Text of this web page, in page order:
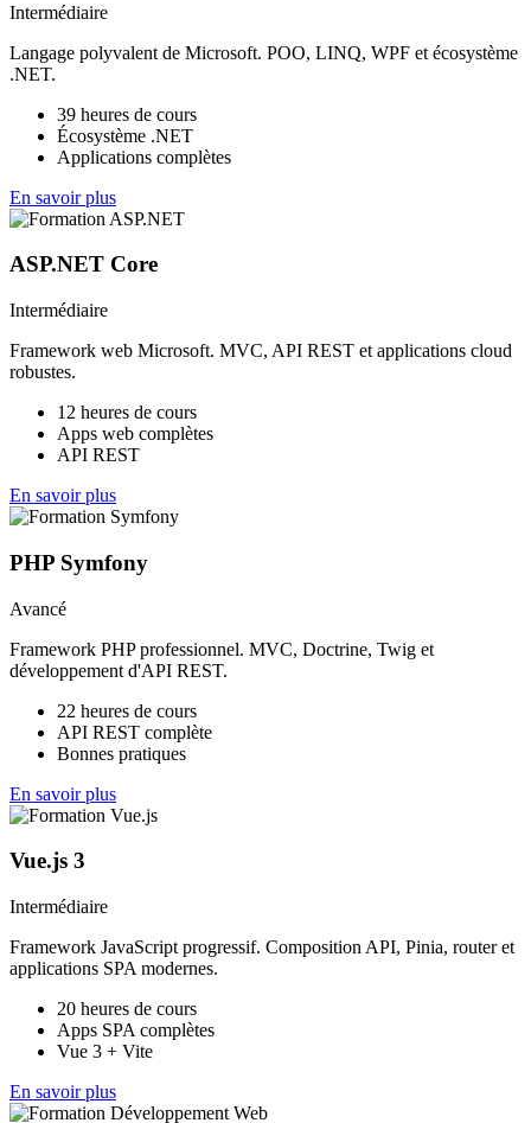
Intermédiaire
Langage polyvalent de Microsoft. POO, LINQ, WPF et écosystème
.NET.
39 heures de cours
Écosystème .NET
Applications complètes
En savoir plus
ASP.NET Core
Intermédiaire
Framework web Microsoft. MVC, API REST et applications cloud
robustes.
12 heures de cours
Apps web complètes
API REST
En savoir plus
PHP Symfony
Avancé
Framework PHP professionnel. MVC, Doctrine, Twig et
développement d'API REST.
22 heures de cours
API REST complète
Bonnes pratiques
En savoir plus
Vue.js 3
Intermédiaire
Framework JavaScript progressif. Composition API, Pinia, router et
applications SPA modernes.
20 heures de cours
Apps SPA complètes
Vue 3 + Vite
En savoir plus